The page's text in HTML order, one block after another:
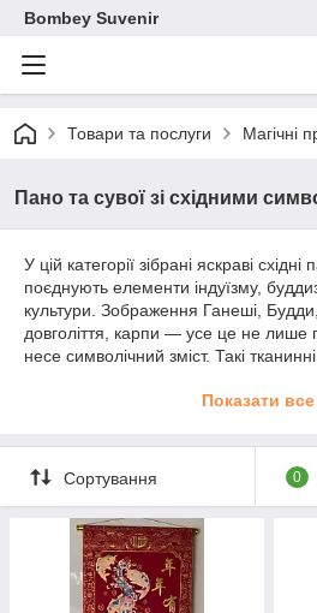
Bombey Suvenir
Товари та послуги Магічні
Пано та сувої зі східними
У цій категорії зібрані яскраві
поєднують елементи індуїзму,
культури. Зображення Ганеші,
довголіття, карпи — усе це не лише
несе символічний зміст. Такі
Показати все
Сортування 0